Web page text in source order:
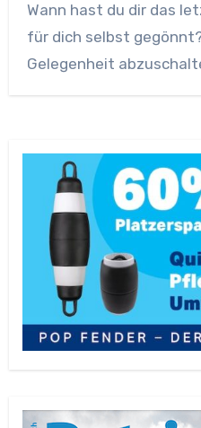
Wann hast du dir das
für dich selbst
Gelegenheit